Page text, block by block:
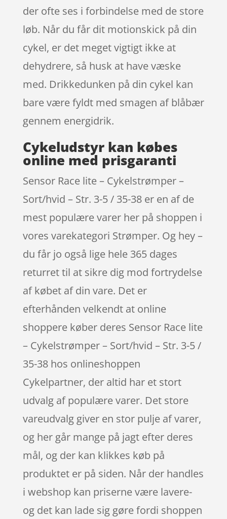
der ofte ses i forbindelse med de store
løb. Når du får dit motionskick på din
cykel, er det meget vigtigt ikke at
dehydrere, så husk at have væske
med. Drikkedunken på din cykel kan
bare være fyldt med smagen af blåbær
gennem energidrik.
Cykeludstyr kan købes
online med prisgaranti
Sensor Race lite – Cykelstrømper –
Sort/hvid – Str. 3-5 / 35-38 er en af de
mest populære varer her på shoppen i
vores varekategori Strømper. Og hey –
du får jo også lige hele 365 dages
returret til at sikre dig mod fortrydelse
af købet af din vare. Det er
efterhånden velkendt at online
shoppere køber deres Sensor Race lite
– Cykelstrømper – Sort/hvid – Str. 3-5 /
35-38 hos onlineshoppen
Cykelpartner, der altid har et stort
udvalg af populære varer. Det store
vareudvalg giver en stor pulje af varer,
og her går mange på jagt efter deres
mål, og der kan klikkes køb på
produktet er på siden. Når der handles
i webshop kan priserne være lavere-
og det kan lade sig gøre fordi shoppen